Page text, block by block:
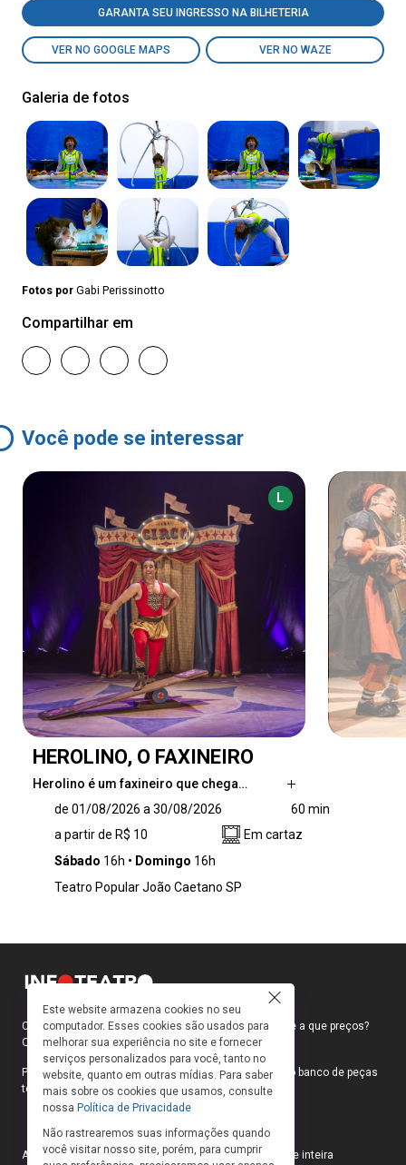
GARANTA SEU INGRESSO NA BILHETERIA
VER NO GOOGLE MAPS VER NO WAZE
Galeria de fotos
Fotos por Gabi Perissinotto
Compartilhar em
Você pode se interessar
L
HEROLINO, O FAXINEIRO
Herolino é um faxineiro que chega…
primeiro dia de trabalho em um lugar muito
diferente de todos os outros: um circo. Ao
perceber que está sozinho no picadeiro, deixa
vassouras, espanadores e baldes, passa a
objetos comuns do dia a dia.
de 01/08/2026 a 30/08/2026
60 min
a partir de R$ 10
Em cartaz
Sábado 16h Domingo 16h
Teatro Popular João Caetano SP
Como faço para ir ao teatro? Onde compro ingressos e a que preços?
Quais peças estão em cartaz?
Para responder a essas e outras perguntas, criamos o banco de peças
teatrais do INFOTEATRO.
As informações das peças cadastradas no site são de inteira
Este website armazena cookies no seu
computador. Esses cookies são usados para
melhorar sua experiência no site e fornecer
serviços personalizados para você, tanto no
website, quanto em outras mídias. Para saber
mais sobre os cookies que usamos, consulte
nossa Política de Privacidade
Não rastrearemos suas informações quando
você visitar nosso site, porém, para cumprir